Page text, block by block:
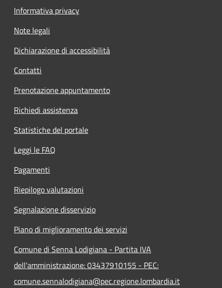
Informativa privacy
Note legali
Dichiarazione di accessibilità
Contatti
Prenotazione appuntamento
Richiedi assistenza
Statistiche del portale
Leggi le FAQ
Pagamenti
Riepilogo valutazioni
Segnalazione disservizio
Piano di miglioramento dei servizi
Comune di Senna Lodigiana - Partita IVA
dell'amministrazione: 03437910155 - PEC:
comune.sennalodigiana@pec.regione.lombardia.it